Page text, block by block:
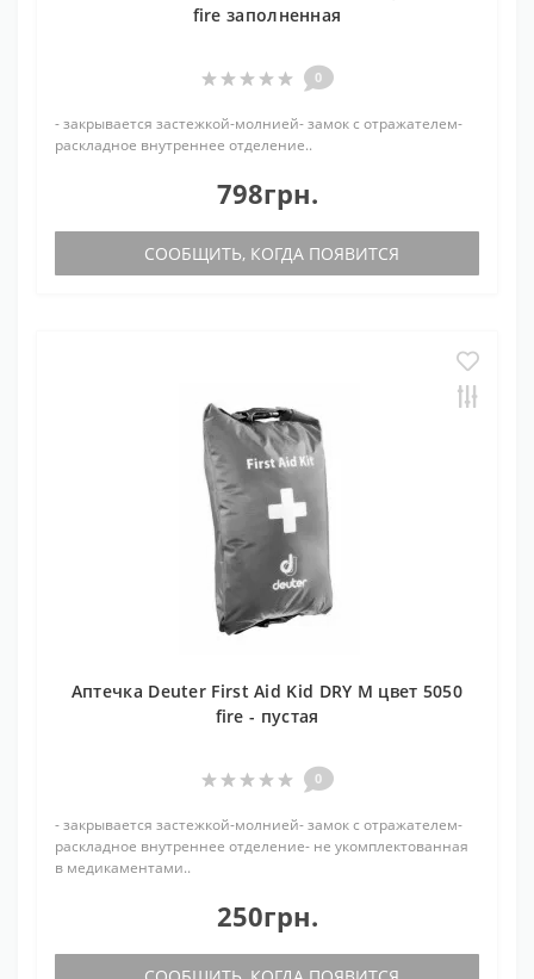
fire заполненная
0
- закрывается застежкой-молнией- замок с отражателем-
раскладное внутреннее отделение..
798грн.
СООБЩИТЬ, КОГДА ПОЯВИТСЯ
Аптечка Deuter First Aid Kid DRY M цвет 5050
fire - пустая
0
- закрывается застежкой-молнией- замок с отражателем-
раскладное внутреннее отделение- не укомплектованная
в медикаментами..
250грн.